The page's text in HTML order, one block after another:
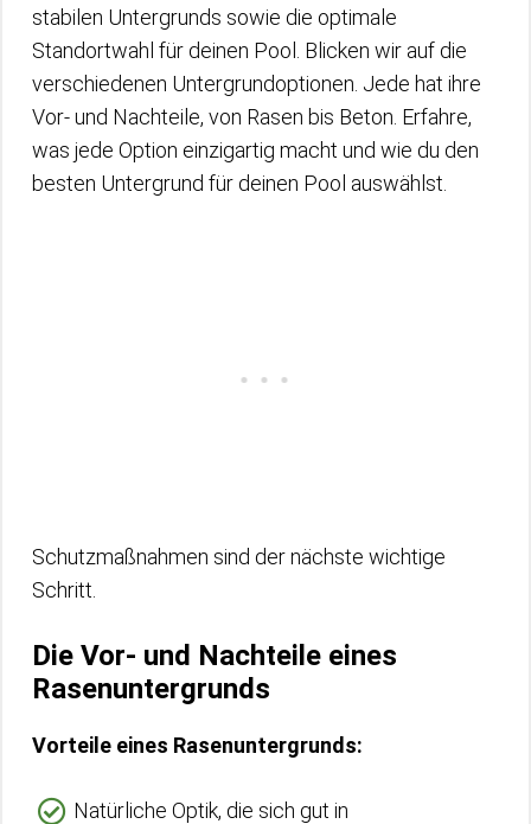
stabilen Untergrunds sowie die optimale
Standortwahl für deinen Pool. Blicken wir auf die
verschiedenen Untergrundoptionen. Jede hat ihre
Vor- und Nachteile, von Rasen bis Beton. Erfahre,
was jede Option einzigartig macht und wie du den
besten Untergrund für deinen Pool auswählst.
Schutzmaßnahmen sind der nächste wichtige
Schritt.
Die Vor- und Nachteile eines
Rasenuntergrunds
Vorteile eines Rasenuntergrunds:
Natürliche Optik, die sich gut in